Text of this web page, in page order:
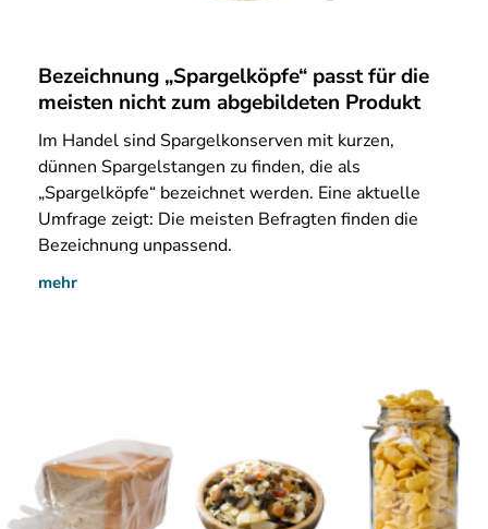
Bezeichnung „Spargelköpfe“ passt für die
meisten nicht zum abgebildeten Produkt
Im Handel sind Spargelkonserven mit kurzen,
dünnen Spargelstangen zu finden, die als
„Spargelköpfe“ bezeichnet werden. Eine aktuelle
Umfrage zeigt: Die meisten Befragten finden die
Bezeichnung unpassend.
mehr